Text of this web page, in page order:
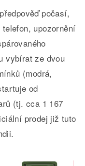
počasí,
upozornění
vybírat ze dvou
(modrá,
od
(tj. cca 1 167
prodej již tuto